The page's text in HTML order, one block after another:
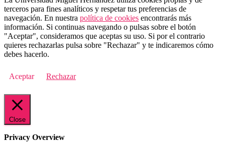
terceros para fines analíticos y respetar tus preferencias de
navegación. En nuestra política de cookies encontrarás más
información. Si continuas navegando o pulsas sobre el botón
"Aceptar", consideramos que aceptas su uso. Si por el contrario
quieres rechazarlas pulsa sobre "Rechazar" y te indicaremos cómo
debes hacerlo.
Aceptar Rechazar
Close
Privacy Overview